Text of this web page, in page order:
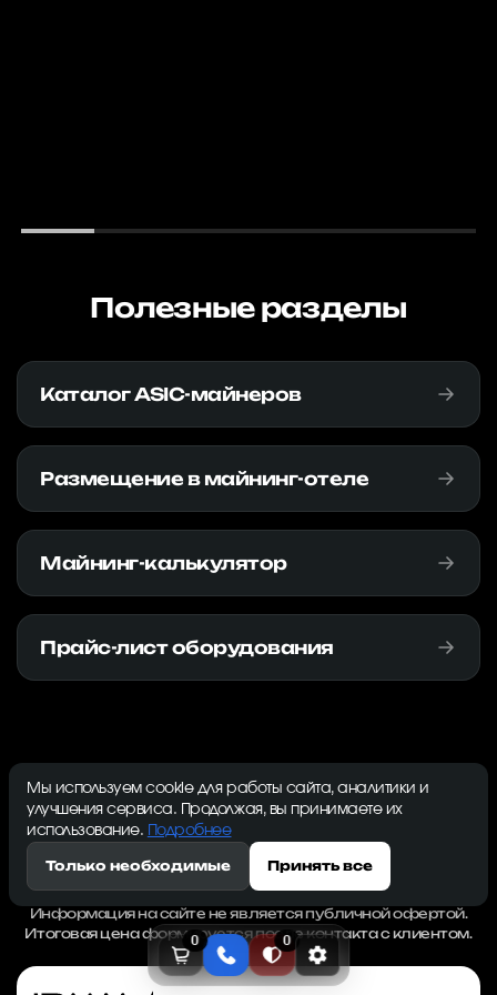
0 0
Полезные разделы
Каталог ASIC-майнеров
Размещение в майнинг-отеле
Майнинг-калькулятор
Прайс-лист оборудования
*Все цены на сайте указаны без НДС. НДС 22%
начисляется дополнительно при выставлении счёта.
Предложение действует только для юридических лиц и
индивидуальных предпринимателей.
Информация на сайте не является публичной офертой.
Итоговая цена формируется после контакта с клиентом.
Мы используем cookie для работы сайта, аналитики и
улучшения сервиса. Продолжая, вы принимаете их
использование.
Подробнее
Только необходимые Принять все